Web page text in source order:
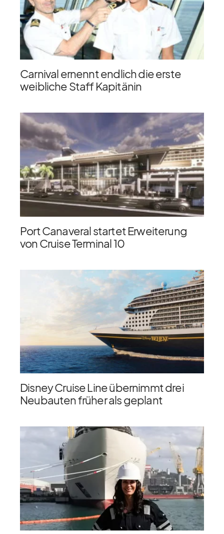
Carnival ernennt endlich die erste
weibliche Staff Kapitänin
Port Canaveral startet Erweiterung
von Cruise Terminal 10
Disney Cruise Line übernimmt drei
Neubauten früher als geplant